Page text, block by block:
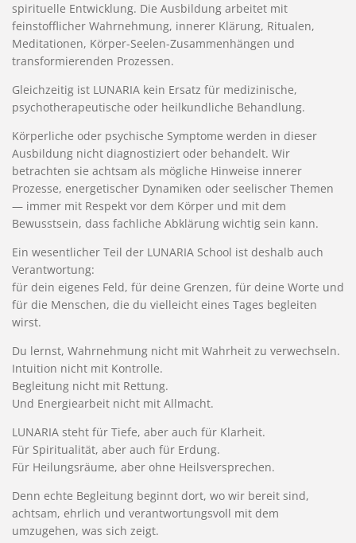
spirituelle Entwicklung. Die Ausbildung arbeitet mit
feinstofflicher Wahrnehmung, innerer Klärung, Ritualen,
Meditationen, Körper-Seelen-Zusammenhängen und
transformierenden Prozessen.
Gleichzeitig ist LUNARIA kein Ersatz für medizinische,
psychotherapeutische oder heilkundliche Behandlung.
Körperliche oder psychische Symptome werden in dieser
Ausbildung nicht diagnostiziert oder behandelt. Wir
betrachten sie achtsam als mögliche Hinweise innerer
Prozesse, energetischer Dynamiken oder seelischer Themen
— immer mit Respekt vor dem Körper und mit dem
Bewusstsein, dass fachliche Abklärung wichtig sein kann.
Ein wesentlicher Teil der LUNARIA School ist deshalb auch
Verantwortung:
für dein eigenes Feld, für deine Grenzen, für deine Worte und
für die Menschen, die du vielleicht eines Tages begleiten
wirst.
Du lernst, Wahrnehmung nicht mit Wahrheit zu verwechseln.
Intuition nicht mit Kontrolle.
Begleitung nicht mit Rettung.
Und Energiearbeit nicht mit Allmacht.
LUNARIA steht für Tiefe, aber auch für Klarheit.
Für Spiritualität, aber auch für Erdung.
Für Heilungsräume, aber ohne Heilsversprechen.
Denn echte Begleitung beginnt dort, wo wir bereit sind,
achtsam, ehrlich und verantwortungsvoll mit dem
umzugehen, was sich zeigt.